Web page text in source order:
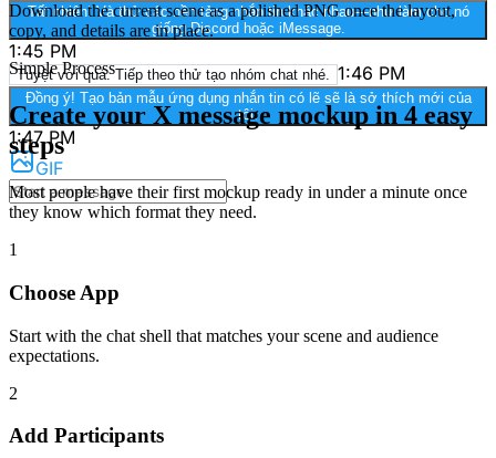
Tất nhiên! Và thử các nền tảng nhắn tin khác nhau—như làm cho nó
giống Discord hoặc iMessage.
1:45 PM
Tuyệt vời quá. Tiếp theo thử tạo nhóm chat nhé. 1:46 PM
Đồng ý! Tạo bản mẫu ứng dụng nhắn tin có lẽ sẽ là sở thích mới của
tôi.
1:47 PM
GIF
Download the current scene as a polished PNG once the layout,
copy, and details are in place.
Simple Process
Create your X message mockup in 4 easy
steps
Most people have their first mockup ready in under a minute once
they know which format they need.
1
Choose App
Start with the chat shell that matches your scene and audience
expectations.
2
Add Participants